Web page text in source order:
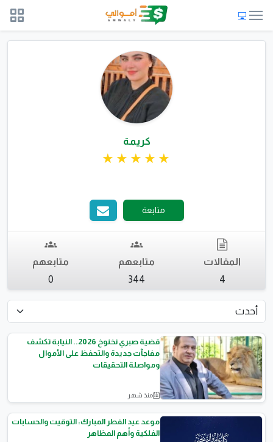
كريمة
متابعة
المقالات
4
متابعهم
344
متابعهم
0
أخبار عامة
قضية صبري نخنوخ 2026.. النيابة تكشف
مفاجآت جديدة والتحفظ على الأموال
ومواصلة التحقيقات
منذ شهر
موعد عيد الفطر المبارك: التوقيت والحسابات
الفلكية وأهم المظاهر